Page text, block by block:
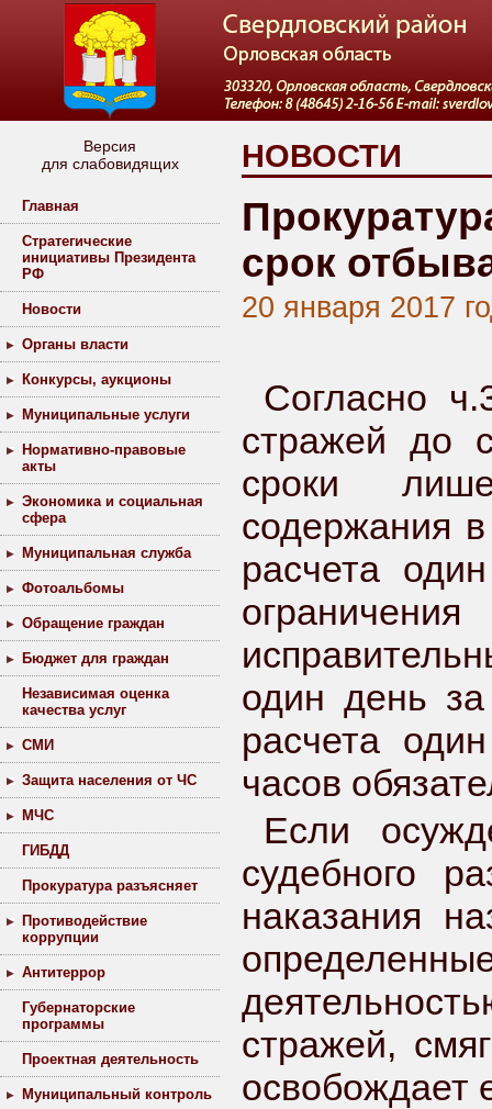
Версия
для слабовидящих
Главная
Стратегические
инициативы Президента
РФ
Новости
Органы власти
Конкурсы, аукционы
Муниципальные услуги
Нормативно-правовые
акты
Экономика и социальная
сфера
Муниципальная служба
Фотоальбомы
Обращение граждан
Бюджет для граждан
Независимая оценка
качества услуг
СМИ
Защита населения от ЧС
МЧС
ГИБДД
Прокуратура разъясняет
Противодействие
коррупции
Антитеррор
Губернаторские
программы
Проектная деятельность
Муниципальный контроль
НОВОСТИ
срок
20 января 2017
Согласно
стражей до
сроки
содержания
расчета
один день
расчета
часов
Если
судебного
наказания
стражей,
освобождает